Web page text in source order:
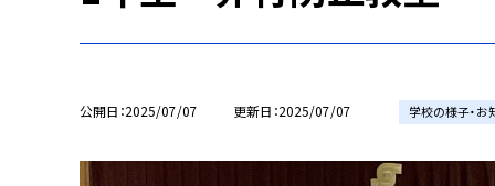
公開日 2025/07/07 更新日 2025/07/07 学校の様子・お